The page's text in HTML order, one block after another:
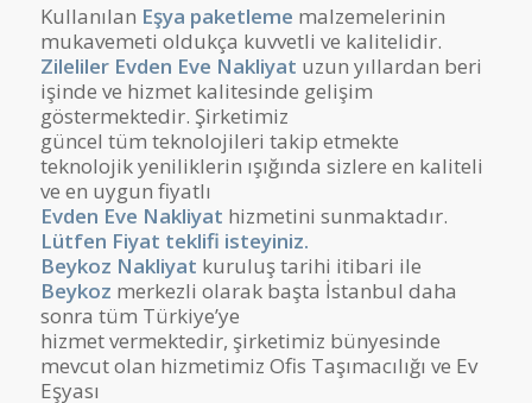
Kullanılan Eşya paketleme malzemelerinin
mukavemeti oldukça kuvvetli ve kalitelidir.
Zileliler Evden Eve Nakliyat uzun yıllardan beri
işinde ve hizmet kalitesinde gelişim
göstermektedir. Şirketimiz
güncel tüm teknolojileri takip etmekte
teknolojik yeniliklerin ışığında sizlere en kaliteli
ve en uygun fiyatlı
Evden Eve Nakliyat hizmetini sunmaktadır.
Lütfen Fiyat teklifi isteyiniz.
Beykoz Nakliyat kuruluş tarihi itibari ile
Beykoz merkezli olarak başta İstanbul daha
sonra tüm Türkiye’ye
hizmet vermektedir, şirketimiz bünyesinde
mevcut olan hizmetimiz Ofis Taşımacılığı ve Ev
Eşyası